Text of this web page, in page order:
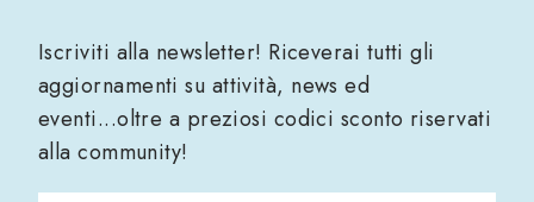
Iscriviti alla newsletter! Riceverai tutti gli
aggiornamenti su attività, news ed
eventi...oltre a preziosi codici sconto riservati
alla community!